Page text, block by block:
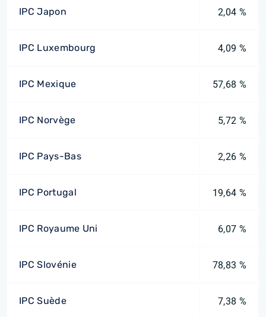
IPC Japon 2,04 %
IPC Luxembourg 4,09 %
IPC Mexique 57,68 %
IPC Norvège 5,72 %
IPC Pays-Bas 2,26 %
IPC Portugal 19,64 %
IPC Royaume Uni 6,07 %
IPC Slovénie 78,83 %
IPC Suède 7,38 %